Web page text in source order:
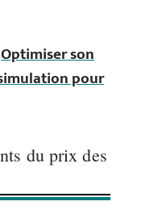
Optimiser son
pour
du prix des